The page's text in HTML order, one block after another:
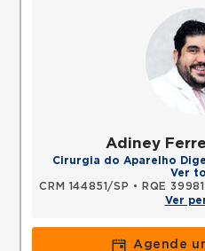
Adiney
Cirurgia do Aparelho
Ver
CRM 144851/SP • RQE
Ver
Agende